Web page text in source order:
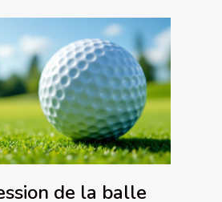
de la balle